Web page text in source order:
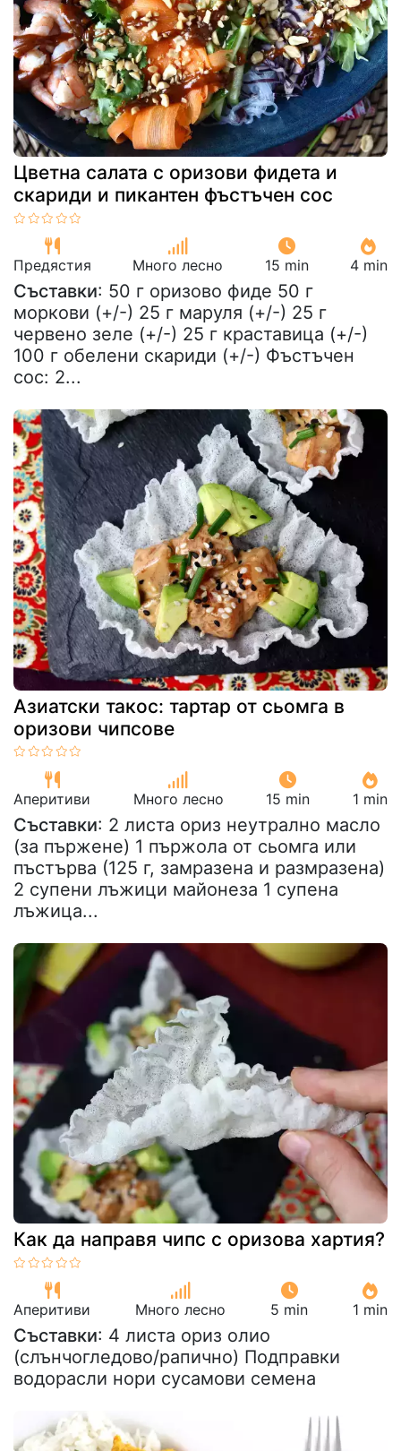
Цветна салата с оризови фидета и
скариди и пикантен фъстъчен сос
Предястия Много лесно 15 min 4 min
Съставки: 50 г оризово фиде 50 г
моркови (+/-) 25 г маруля (+/-) 25 г
червено зеле (+/-) 25 г краставица (+/-)
100 г обелени скариди (+/-) Фъстъчен
сос: 2...
Азиатски такос: тартар от сьомга в
оризови чипсове
Аперитиви Много лесно 15 min 1 min
Съставки: 2 листа ориз неутрално масло
(за пържене) 1 пържола от сьомга или
пъстърва (125 г, замразена и размразена)
2 супени лъжици майонеза 1 супена
лъжица...
Как да направя чипс с оризова хартия?
Аперитиви Много лесно 5 min 1 min
Съставки: 4 листа ориз олио
(слънчогледово/рапично) Подправки
водорасли нори сусамови семена